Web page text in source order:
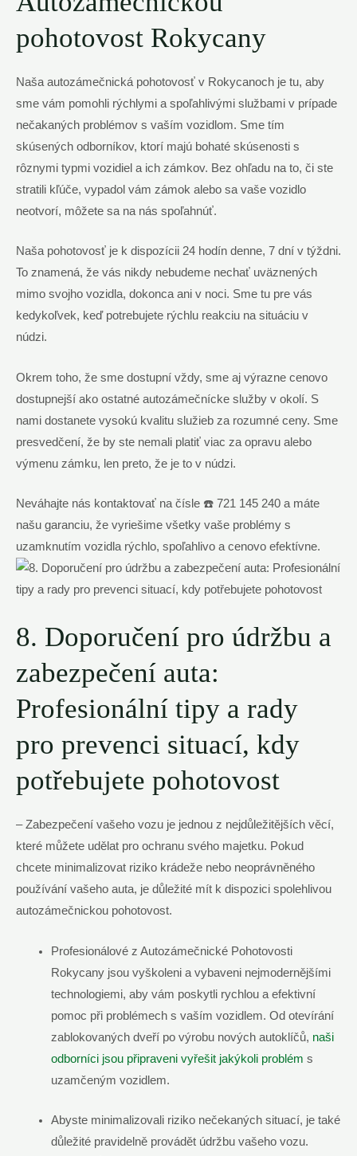
pohotovost Rokycany
Naša autozámečnická pohotovosť v Rokycanoch je tu, aby
sme vám pomohli rýchlymi a spoľahlivými službami v prípade
nečakaných problémov s vaším vozidlom. Sme tím
skúsených odborníkov, ktorí majú bohaté skúsenosti s
rôznymi typmi vozidiel a ich zámkov. Bez ohľadu na to, či ste
stratili kľúče, vypadol vám zámok alebo sa vaše vozidlo
neotvorí, môžete sa na nás spoľahnúť.
Naša pohotovosť je k dispozícii 24 hodín denne, 7 dní v týždni.
To znamená, že vás nikdy nebudeme nechať uväznených
mimo svojho vozidla, dokonca ani v noci. Sme tu pre vás
kedykoľvek, keď potrebujete rýchlu reakciu na situáciu v
núdzi.
Okrem toho, že sme dostupní vždy, sme aj výrazne cenovo
dostupnejší ako ostatné autozámečnícke služby v okolí. S
nami dostanete vysokú kvalitu služieb za rozumné ceny. Sme
presvedčení, že by ste nemali platiť viac za opravu alebo
výmenu zámku, len preto, že je to v núdzi.
Neváhajte nás kontaktovať na čísle ☎️ 721 145 240 a máte
našu garanciu, že vyriešime všetky vaše problémy s
uzamknutím vozidla rýchlo, spoľahlivo a cenovo efektívne.
8. Doporučení pro údržbu a
zabezpečení auta:
Profesionální tipy a rady
pro prevenci situací, kdy
potřebujete pohotovost
– Zabezpečení vašeho vozu je jednou z nejdůležitějších věcí,
které můžete udělat pro ochranu svého majetku. Pokud
chcete minimalizovat riziko krádeže nebo neoprávněného
používání vašeho auta, je důležité mít k dispozici spolehlivou
autozámečnickou pohotovost.
Profesionálové z Autozámečnické Pohotovosti
Rokycany jsou vyškoleni a vybaveni nejmodernějšími
technologiemi, aby vám poskytli rychlou a efektivní
pomoc při problémech s vaším vozidlem. Od otevírání
zablokovaných dveří po výrobu nových autoklíčů, naši
odborníci jsou připraveni vyřešit jakýkoli problém s
uzamčeným vozidlem.
Abyste minimalizovali riziko nečekaných situací, je také
důležité pravidelně provádět údržbu vašeho vozu.